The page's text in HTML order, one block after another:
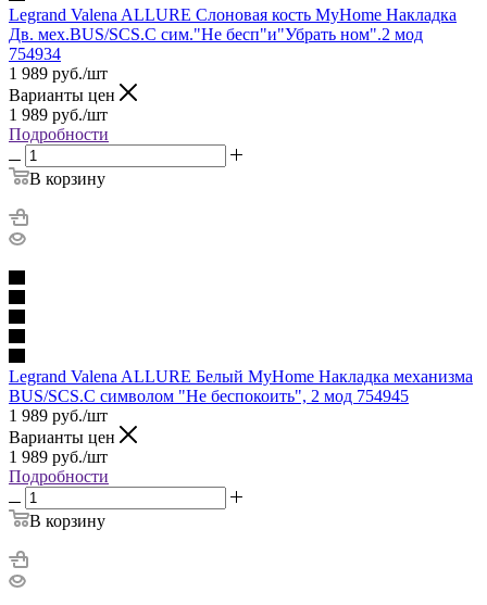
Legrand Valena ALLURE Слоновая кость MyHome Накладка
Дв. мех.BUS/SCS.С сим."Не бесп"и"Убрать ном".2 мод
754934
1 989 руб./шт
Варианты цен
1 989 руб./шт
Подробности
В корзину
Legrand Valena ALLURE Белый MyHome Накладка механизма
BUS/SCS.С символом "Не беспокоить", 2 мод 754945
1 989 руб./шт
Варианты цен
1 989 руб./шт
Подробности
В корзину